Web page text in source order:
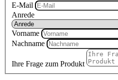
E-Mail
Anrede
Vorname
Nachname
Ihre Frage zum Produkt